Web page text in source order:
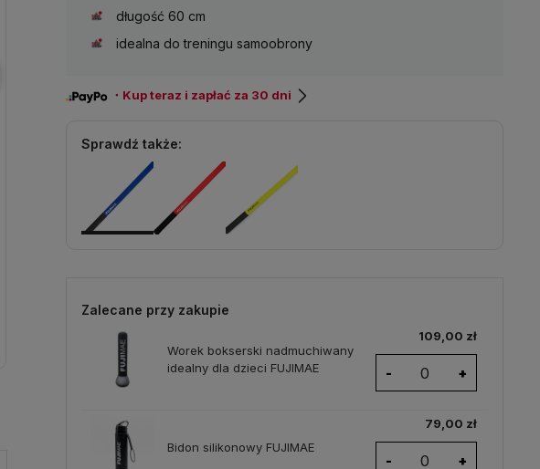
długość 60 cm
idealna do treningu samoobrony
・Kup teraz i zapłać za 30 dni
Sprawdź także:
Zalecane przy zakupie
Worek bokserski nadmuchiwany
idealny dla dzieci FUJIMAE
109,00 zł
- +
Bidon silikonowy FUJIMAE
79,00 zł
- +